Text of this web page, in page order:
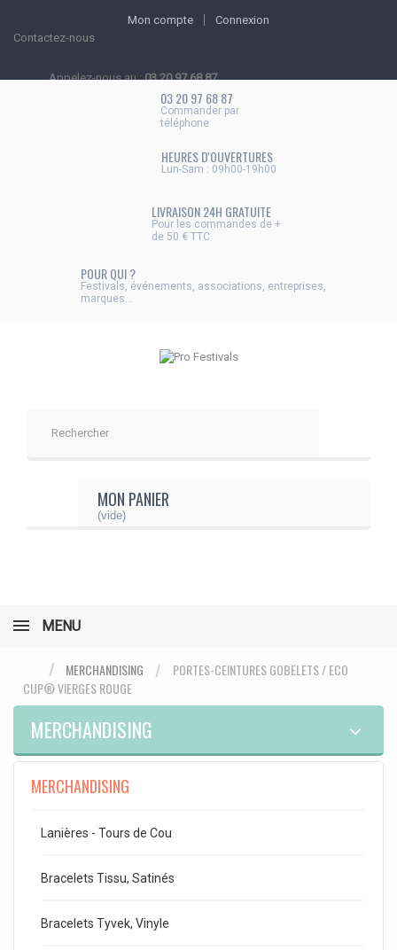
Mon compte
Connexion
Contactez-nous
Appelez-nous au :03 20 97 68 87
03 20 97 68 87
Commander par
téléphone
HEURES D'OUVERTURES
Lun-Sam : 09h00-19h00
LIVRAISON 24H GRATUITE
Pour les commandes de +
de 50 € TTC
POUR QUI ?
Festivals, événements, associations, entreprises,
marques...
MON PANIER
(vide)
MENU
MERCHANDISING
PORTES-CEINTURES GOBELETS / ECO
CUP® VIERGES ROUGE
MERCHANDISING
MERCHANDISING
Lanières - Tours de Cou
Bracelets Tissu, Satinés
Bracelets Tyvek, Vinyle